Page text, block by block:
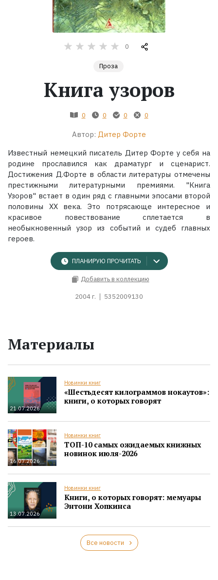
0
Проза
Книга узоров
0 0 0 0
Автор: Дитер Форте
Известный немецкий писатель Дитер Форте у себя на
родине прославился как драматург и сценарист.
Достижения Д.Форте в области литературы отмечены
престижными литературными премиями. "Книга
Узоров" встает в один ряд с главными эпосами второй
половины XX века. Это потрясающе интересное и
красивое повествование сплетается в
необыкновенный узор из событий и судеб главных
героев.
ПЛАНИРУЮ ПРОЧИТАТЬ
Добавить в коллекцию
2004 г. 5352009130
Материалы
21.07.2026
Новинки книг
«Шестьдесят килограммов нокаутов»:
книги, о которых говорят
16.07.2026
Новинки книг
ТОП-10 самых ожидаемых книжных
новинок июля-2026
13.07.2026
Новинки книг
Книги, о которых говорят: мемуары
Энтони Хопкинса
Все новости